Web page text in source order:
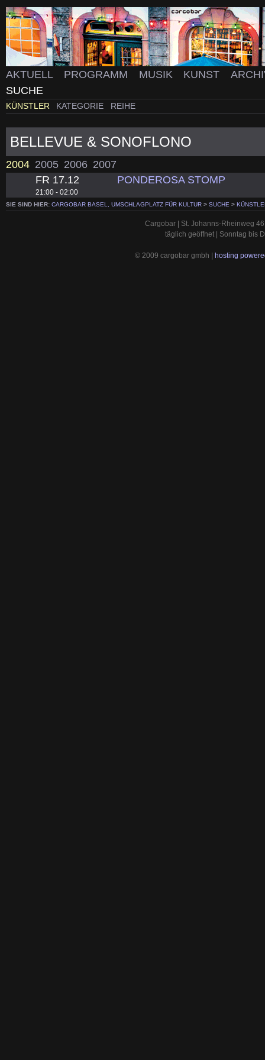
AKTUELL PROGRAMM MUSIK KUNST
SUCHE
KÜNSTLER KATEGORIE REIHE
BELLEVUE & SONOFLONO
2004 2005 2006 2007
FR 17.12
21:00 - 02:00
PONDEROSA STOMP
SIE SIND HIER: CARGOBAR BASEL, UMSCHLAGPLATZ FÜR KULTUR > SUCHE >
Cargobar | St. Johanns-Rheinweg
täglich geöffnet | Sonntag bis
© 2009 cargobar gmbh | hosting